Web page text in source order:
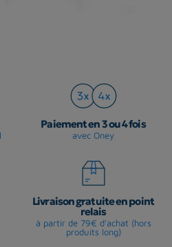
Paiement en 3 ou 4 fois
avec Oney
Livraison gratuite en point
relais
à partir de 79€ d'achat (hors
produits long)